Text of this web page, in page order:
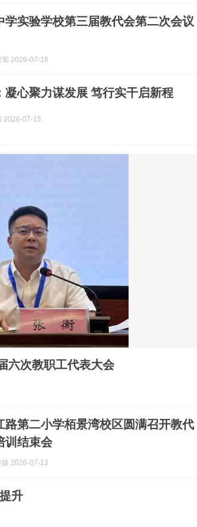
学实验学校第三届教代会第二次会议
蜀 2026-07-16
凝心聚力谋发展 笃行实干启新程
2026-07-15
六次教职工代表大会
路第二小学栢景湾校区圆满召开教代
训结束会
媒 2026-07-13
升